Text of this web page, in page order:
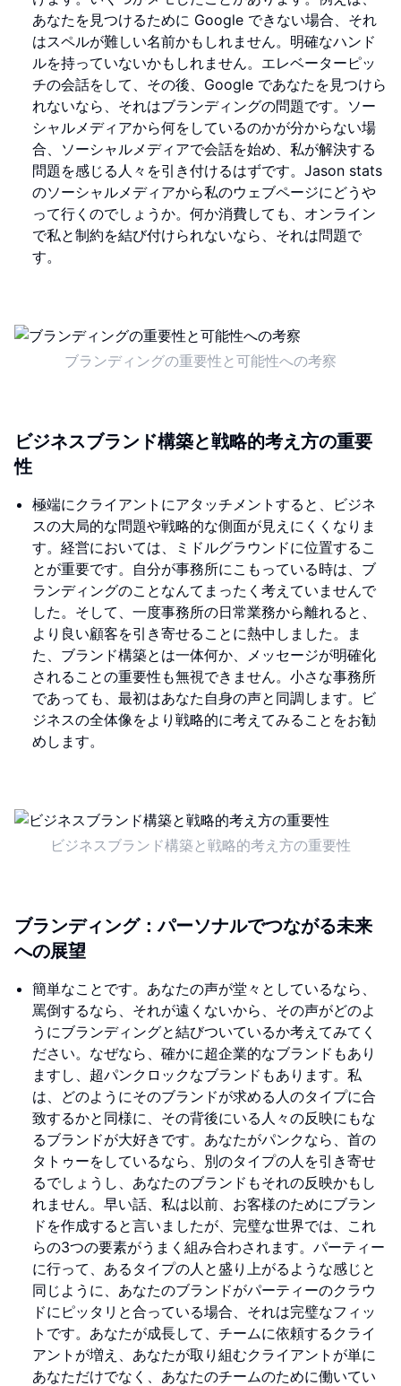
あなたを見つけるために Google できない場合、それ
はスペルが難しい名前かもしれません。明確なハンド
ルを持っていないかもしれません。エレベーターピッ
チの会話をして、その後、Google であなたを見つけら
れないなら、それはブランディングの問題です。ソー
シャルメディアから何をしているのかが分からない場
合、ソーシャルメディアで会話を始め、私が解決する
問題を感じる人々を引き付けるはずです。Jason stats
のソーシャルメディアから私のウェブページにどうや
って行くのでしょうか。何か消費しても、オンライン
で私と制約を結び付けられないなら、それは問題で
す。
ブランディングの重要性と可能性への考察
ビジネスブランド構築と戦略的考え方の重要
性
極端にクライアントにアタッチメントすると、ビジネ
スの大局的な問題や戦略的な側面が見えにくくなりま
す。経営においては、ミドルグラウンドに位置するこ
とが重要です。自分が事務所にこもっている時は、ブ
ランディングのことなんてまったく考えていませんで
した。そして、一度事務所の日常業務から離れると、
より良い顧客を引き寄せることに熱中しました。ま
た、ブランド構築とは一体何か、メッセージが明確化
されることの重要性も無視できません。小さな事務所
であっても、最初はあなた自身の声と同調します。ビ
ジネスの全体像をより戦略的に考えてみることをお勧
めします。
ビジネスブランド構築と戦略的考え方の重要性
ブランディング：パーソナルでつながる未来
への展望
簡単なことです。あなたの声が堂々としているなら、
罵倒するなら、それが遠くないから、その声がどのよ
うにブランディングと結びついているか考えてみてく
ださい。なぜなら、確かに超企業的なブランドもあり
ますし、超パンクロックなブランドもあります。私
は、どのようにそのブランドが求める人のタイプに合
致するかと同様に、その背後にいる人々の反映にもな
るブランドが大好きです。あなたがパンクなら、首の
タトゥーをしているなら、別のタイプの人を引き寄せ
るでしょうし、あなたのブランドもそれの反映かもし
れません。早い話、私は以前、お客様のためにブラン
ドを作成すると言いましたが、完璧な世界では、これ
らの3つの要素がうまく組み合わされます。パーティー
に行って、あるタイプの人と盛り上がるような感じと
同じように、あなたのブランドがパーティーのクラウ
ドにピッタリと合っている場合、それは完璧なフィッ
トです。あなたが成長して、チームに依頼するクライ
アントが増え、あなたが取り組むクライアントが単に
あなただけでなく、あなたのチームのために働いてい